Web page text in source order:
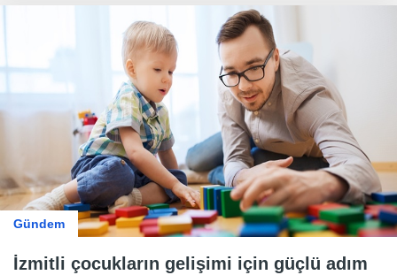
Gündem
İzmitli çocukların gelişimi için güçlü adım